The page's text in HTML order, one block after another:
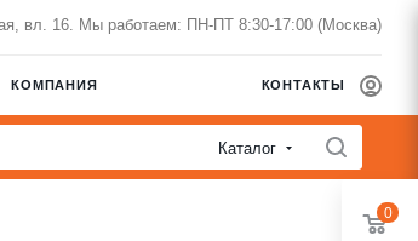
вл. 16. Мы работаем: ПН-ПТ 8:30-17:00 (Москва)
КОМПАНИЯ КОНТАКТЫ
Каталог
0